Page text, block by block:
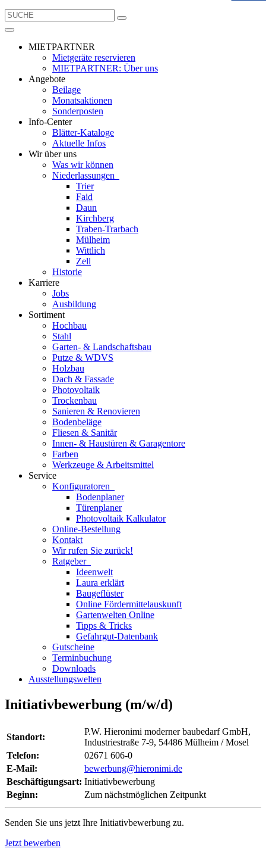
MIETPARTNER
Mietgeräte reservieren
MIETPARTNER: Über uns
Angebote
Beilage
Monatsaktionen
Sonderposten
Info-Center
Blätter-Kataloge
Aktuelle Infos
Wir über uns
Was wir können
Niederlassungen
Trier
Faid
Daun
Kirchberg
Traben-Trarbach
Mülheim
Wittlich
Zell
Historie
Karriere
Jobs
Ausbildung
Sortiment
Hochbau
Stahl
Garten- & Landschaftsbau
Putze & WDVS
Holzbau
Dach & Fassade
Photovoltaik
Trockenbau
Sanieren & Renovieren
Bodenbeläge
Fliesen & Sanitär
Innen- & Haustüren & Garagentore
Farben
Werkzeuge & Arbeitsmittel
Service
Konfiguratoren
Bodenplaner
Türenplaner
Photovoltaik Kalkulator
Online-Bestellung
Kontakt
Wir rufen Sie zurück!
Ratgeber
Ideenwelt
Laura erklärt
Baugeflüster
Online Fördermittelauskunft
Gartenwelten Online
Tipps & Tricks
Gefahrgut-Datenbank
Gutscheine
Terminbuchung
Downloads
Ausstellungswelten
Initiativbewerbung (m/w/d)
Standort:
P.W. Hieronimi moderner baubedarf GmbH,
Industriestraße 7-9, 54486 Mülheim / Mosel
Telefon:
02671 606-0
E-Mail:
bewerbung@hieronimi.de
Beschäftigungsart: Initiativbewerbung
Beginn:
Zum nächstmöglichen Zeitpunkt
Senden Sie uns jetzt Ihre Initiativbewerbung zu.
Jetzt bewerben